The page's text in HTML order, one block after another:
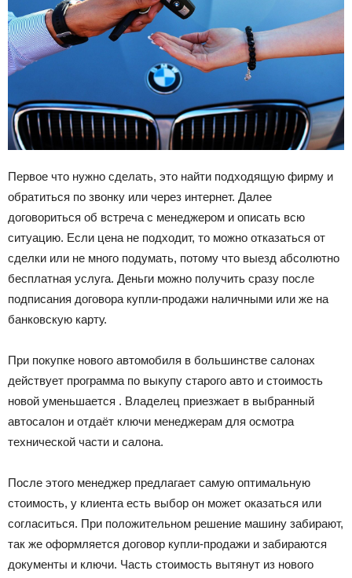
Первое что нужно сделать, это найти подходящую фирму и
обратиться по звонку или через интернет. Далее
договориться об встреча с менеджером и описать всю
ситуацию. Если цена не подходит, то можно отказаться от
сделки или не много подумать, потому что выезд абсолютно
бесплатная услуга. Деньги можно получить сразу после
подписания договора купли-продажи наличными или же на
банковскую карту.
При покупке нового автомобиля в большинстве салонах
действует программа по выкупу старого авто и стоимость
новой уменьшается . Владелец приезжает в выбранный
автосалон и отдаёт ключи менеджерам для осмотра
технической части и салона.
После этого менеджер предлагает самую оптимальную
стоимость, у клиента есть выбор он может оказаться или
согласиться. При положительном решение машину забирают,
так же оформляется договор купли-продажи и забираются
документы и ключи. Часть стоимость вытянут из нового